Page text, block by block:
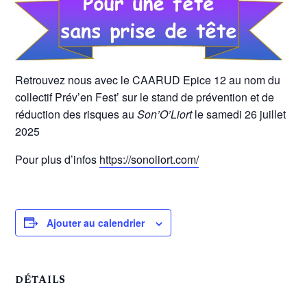
Retrouvez nous avec le CAARUD Epice 12 au nom du
collectif Prév’en Fest’ sur le stand de prévention et de
réduction des risques auSon’O’Liortle samedi 26 juillet
2025
Pour plus d’infos https://sonoliort.com/
Ajouter au calendrier
DÉTAILS